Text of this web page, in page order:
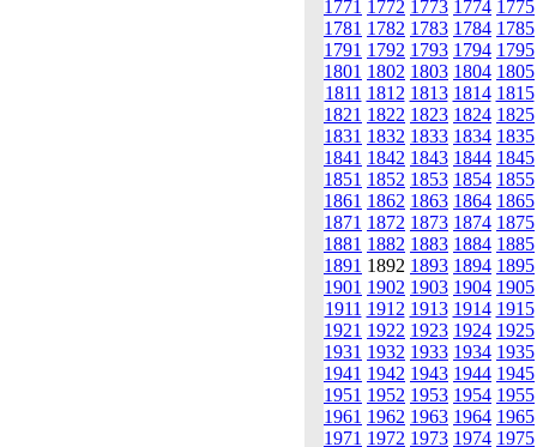
1771 1772 1773 1774 1775
1781 1782 1783 1784 1785
1791 1792 1793 1794 1795
1801 1802 1803 1804 1805
1811 1812 1813 1814 1815
1821 1822 1823 1824 1825
1831 1832 1833 1834 1835
1841 1842 1843 1844 1845
1851 1852 1853 1854 1855
1861 1862 1863 1864 1865
1871 1872 1873 1874 1875
1881 1882 1883 1884 1885
1891 1892 1893 1894 1895
1901 1902 1903 1904 1905
1911 1912 1913 1914 1915
1921 1922 1923 1924 1925
1931 1932 1933 1934 1935
1941 1942 1943 1944 1945
1951 1952 1953 1954 1955
1961 1962 1963 1964 1965
1971 1972 1973 1974 1975